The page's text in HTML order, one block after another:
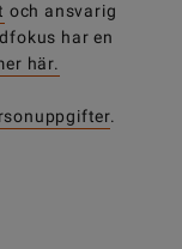
och ansvarig
har en
här.
.